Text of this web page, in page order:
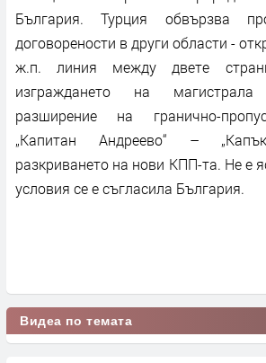
България. Турция обвързва
договорености в други области -
ж.п. линия между двете
изграждането на
разширение на гранично-
„Капитан Андреево“ –
разкриването на нови КПП-та. Не е
условия се е съгласила България.
Видеа по темата